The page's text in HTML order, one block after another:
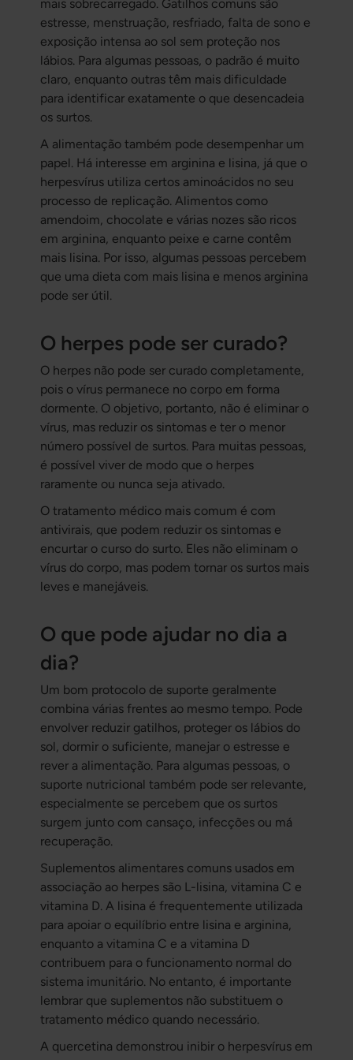
mais sobrecarregado. Gatilhos comuns são
estresse, menstruação, resfriado, falta de sono e
exposição intensa ao sol sem proteção nos
lábios. Para algumas pessoas, o padrão é muito
claro, enquanto outras têm mais dificuldade
para identificar exatamente o que desencadeia
os surtos.
A alimentação também pode desempenhar um
papel. Há interesse em arginina e lisina, já que o
herpesvírus utiliza certos aminoácidos no seu
processo de replicação. Alimentos como
amendoim, chocolate e várias nozes são ricos
em arginina, enquanto peixe e carne contêm
mais lisina. Por isso, algumas pessoas percebem
que uma dieta com mais lisina e menos arginina
pode ser útil.
O herpes pode ser curado?
O herpes não pode ser curado completamente,
pois o vírus permanece no corpo em forma
dormente. O objetivo, portanto, não é eliminar o
vírus, mas reduzir os sintomas e ter o menor
número possível de surtos. Para muitas pessoas,
é possível viver de modo que o herpes
raramente ou nunca seja ativado.
O tratamento médico mais comum é com
antivirais, que podem reduzir os sintomas e
encurtar o curso do surto. Eles não eliminam o
vírus do corpo, mas podem tornar os surtos mais
leves e manejáveis.
O que pode ajudar no dia a
dia?
Um bom protocolo de suporte geralmente
combina várias frentes ao mesmo tempo. Pode
envolver reduzir gatilhos, proteger os lábios do
sol, dormir o suficiente, manejar o estresse e
rever a alimentação. Para algumas pessoas, o
suporte nutricional também pode ser relevante,
especialmente se percebem que os surtos
surgem junto com cansaço, infecções ou má
recuperação.
Suplementos alimentares comuns usados em
associação ao herpes são L-lisina, vitamina C e
vitamina D. A lisina é frequentemente utilizada
para apoiar o equilíbrio entre lisina e arginina,
enquanto a vitamina C e a vitamina D
contribuem para o funcionamento normal do
sistema imunitário. No entanto, é importante
lembrar que suplementos não substituem o
tratamento médico quando necessário.
A quercetina demonstrou inibir o herpesvírus em